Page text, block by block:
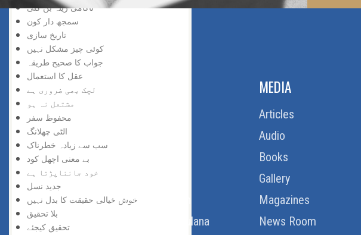
ناکامی زینہ بن گئی
سمجھ دار کون
تاریخ سازی
کوئی چیز مشکل نہیں
جواب کا صحیح طریقہ
عقل کا استعمال
لچک بھی ضروری ہے
مشتعل نہ ہو
محفوظ سفر
الٹی چھلانگ
سب سے زیادہ خطرناک
بے معنی اچھل کود
خود جانناپڑتا ہے
جدید نسل
خوش خیالی حقیقت کا بدل نہیں
بلا تحقیق
تحقیق کیجئے
Order Free Quran
Thoughts Of Maulana
MEDIA
Articles
Audio
Books
Gallery
Magazines
News Room